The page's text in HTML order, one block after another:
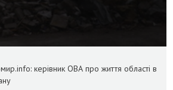
керівник ОВА про життя області в